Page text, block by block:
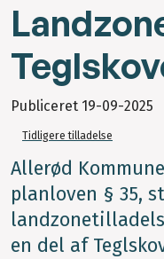
Publiceret 19-09-2025
Tidligere tilladelse
Allerød
planloven § 35,
en del af